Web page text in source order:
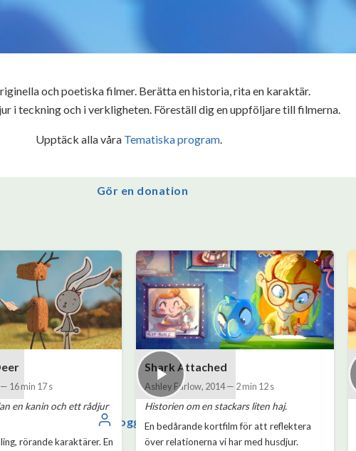
Gör en donation
Logga in
och poetiska filmer. Berätta en historia, rita en karaktär.
i teckning och i verkligheten. Föreställ dig en uppföljare till filmerna.
Upptäck alla våra Tematiska program.
16 min 17 s
en kanin och ett rådjur
rörande karaktärer. En
Shark Attached
Ashley Farlow, 2014— 2 min 12 s
Historien om en stackars liten haj.
En bedårande kortfilm för att reflektera
över relationerna vi har med husdjur.